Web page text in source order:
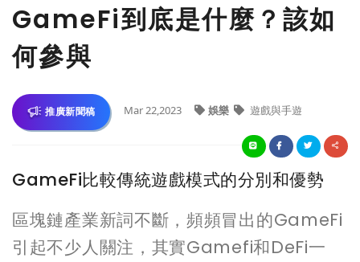
GameFi到底是什麼？該如
何參與
推廣新聞稿 Mar 22,2023 娛樂 遊戲與手遊
GameFi比較傳統遊戲模式的分別和優勢
區塊鏈產業新詞不斷，頻頻冒出的GameFi
引起不少人關注，其實Gamefi和DeFi一